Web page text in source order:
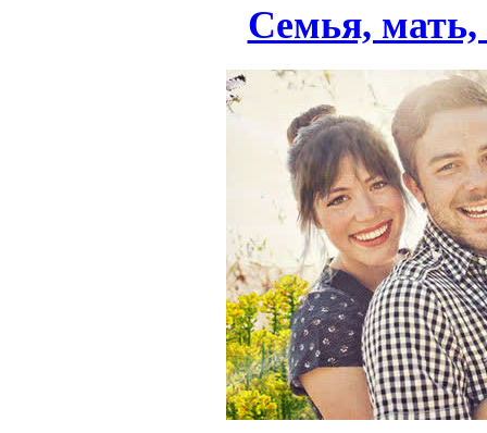
Семья, мать,